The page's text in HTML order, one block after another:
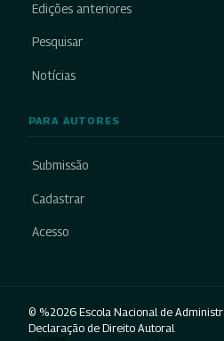
Edições anteriores
Pesquisar
Notícias
PARA AUTORES
Submissão
Cadastrar
Acesso
© %2026 Escola Nacional de
Declaração de Direito Autoral